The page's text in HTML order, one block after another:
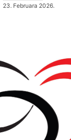
23. Februara 2026.